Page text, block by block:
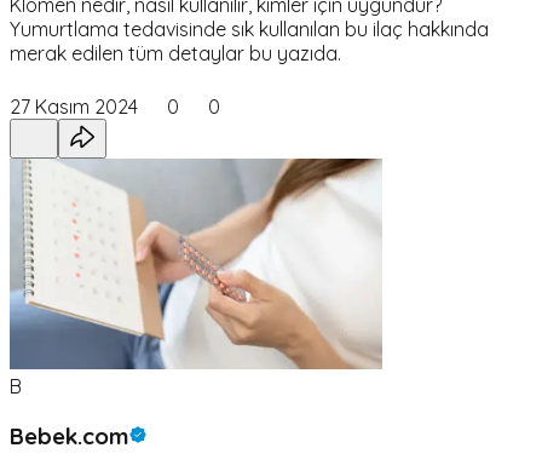
Klomen nedir, nasıl kullanılır, kimler için uygundur?
Yumurtlama tedavisinde sık kullanılan bu ilaç hakkında
merak edilen tüm detaylar bu yazıda.
27 Kasım 2024 0 0
B
Bebek.com